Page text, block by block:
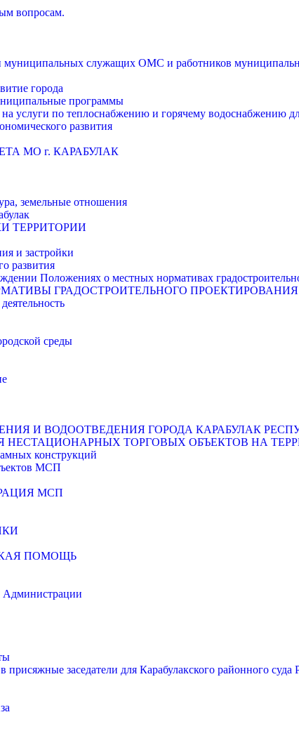
вопросам.
муниципальных служащих ОМС и работников
города
программы
услуги по теплоснабжению и горячему водоснабжению
развития
МО г. КАРАБУЛАК
земельные отношения
ТЕРРИТОРИИ
и застройки
развития
Положениях о местных нормативах
ГРАДОСТРОИТЕЛЬНОГО ПРОЕКТИРОВАНИЯ
среды
И ВОДООТВЕДЕНИЯ ГОРОДА КАРАБУЛАК
ТОРГОВЫХ ОБЪЕКТОВ НА
конструкций
МСП
МСП
ПОМОЩЬ
Администрации
присяжные заседатели для Карабулакского районного